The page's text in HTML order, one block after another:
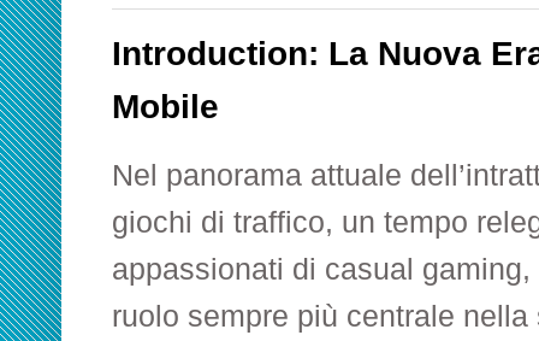
Introduction: La Nuova
Mobile
Nel panorama attuale
giochi di traffico, un tempo
appassionati di casual
ruolo sempre più centrale nella